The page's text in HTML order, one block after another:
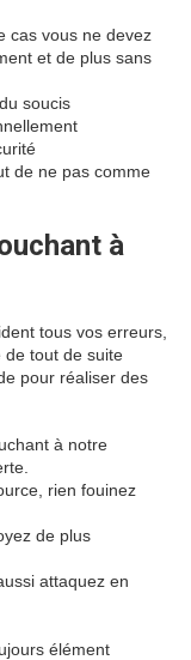
cas vous ne devez
et de plus sans
soucis
de ne pas comme
à
tous vos erreurs,
de tout de suite
pour réaliser des
à notre
rien fouinez
de plus
attaquez en
élément